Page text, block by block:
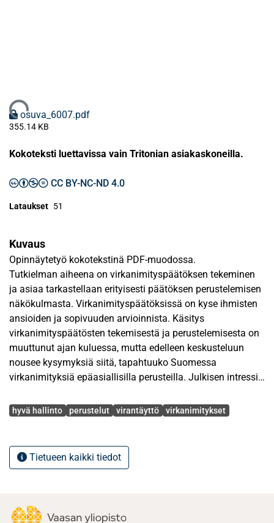
Ladataan...osuva_6007.pdf
355.14 KB
Kokoteksti luettavissa vain Tritonian asiakaskoneilla.
CC BY-NC-ND 4.0
Lataukset 51
Kuvaus
Opinnäytetyö kokotekstinä PDF-muodossa.
Tutkielman aiheena on virkanimityspäätöksen tekeminen
ja asiaa tarkastellaan erityisesti päätöksen perustelemisen
näkökulmasta. Virkanimityspäätöksissä on kyse ihmisten
ansioiden ja sopivuuden arvioinnista. Käsitys
virkanimityspäätösten tekemisestä ja perustelemisesta on
muuttunut ajan kuluessa, mutta edelleen keskusteluun
nousee kysymyksiä siitä, tapahtuuko Suomessa
virkanimityksiä epäasiallisilla perusteilla. Julkisen intressin
lain vaatimalla tavalla.
oikeudenmukaisen oikeudenkäynnin ja hyvän hallinnon
käsitteisiin. Näiden aiheiden tutkimisen tärkeimpänä
käytössä myös tässä tutkielmassa.
Avainsanat
hyvä hallinto perustelut virantäyttö virkanimitykset
Tietueen kaikki tiedot